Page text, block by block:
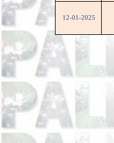
12-01-2025